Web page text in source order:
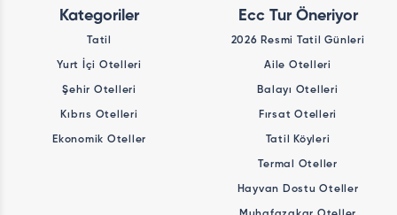
Kategoriler
Tatil
Yurt İçi Otelleri
Şehir Otelleri
Kıbrıs Otelleri
Ekonomik Oteller
Ecc Tur Öneriyor
2026 Resmi Tatil Günleri
Aile Otelleri
Balayı Otelleri
Fırsat Otelleri
Tatil Köyleri
Termal Oteller
Hayvan Dostu Oteller